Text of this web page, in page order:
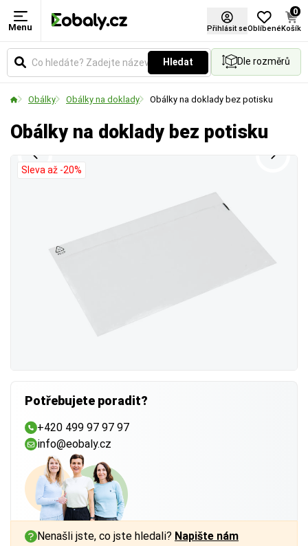
Menu Přihlásit seOblíbené
0
Košík
Hledat Dle rozměrů
Obálky Obálky na doklady Obálky na doklady bez potisku
Obálky na doklady bez potisku
Potřebujete poradit?
+420 499 97 97 97
info@eobaly.cz
Nenašli jste, co jste hledali? Napište nám
Sleva až -20%
Délka
Udává reálnou vnitřní délku obálky. Klíčový rozměr
pohodlně vejde dovnitř.
Formát
Vyberte si produkt podle standardních formátů.